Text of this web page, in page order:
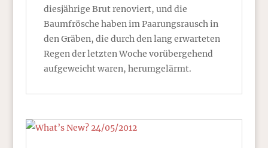
diesjährige Brut renoviert, und die
Baumfrösche haben im Paarungsrausch in
den Gräben, die durch den lang erwarteten
Regen der letzten Woche vorübergehend
aufgeweicht waren, herumgelärmt.